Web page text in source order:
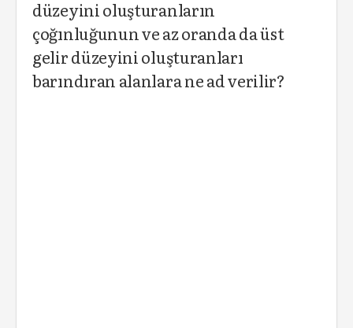
düzeyini oluşturanların
çoğınluğunun ve az oranda da üst
gelir düzeyini oluşturanları
barındıran alanlara ne ad verilir?